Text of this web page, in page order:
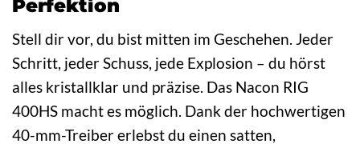
Perfektion
Stell dir vor, du bist mitten im Geschehen. Jeder
Schritt, jeder Schuss, jede Explosion – du hörst
alles kristallklar und präzise. Das Nacon RIG
400HS macht es möglich. Dank der hochwertigen
40-mm-Treiber erlebst du einen satten,